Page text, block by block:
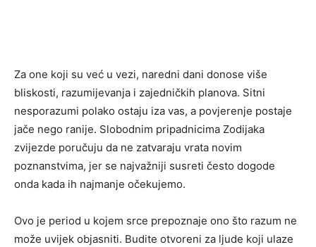
Za one koji su već u vezi, naredni dani donose više
bliskosti, razumijevanja i zajedničkih planova. Sitni
nesporazumi polako ostaju iza vas, a povjerenje postaje
jače nego ranije. Slobodnim pripadnicima Zodijaka
zvijezde poručuju da ne zatvaraju vrata novim
poznanstvima, jer se najvažniji susreti često dogode
onda kada ih najmanje očekujemo.
Ovo je period u kojem srce prepoznaje ono što razum ne
može uvijek objasniti. Budite otvoreni za ljude koji ulaze